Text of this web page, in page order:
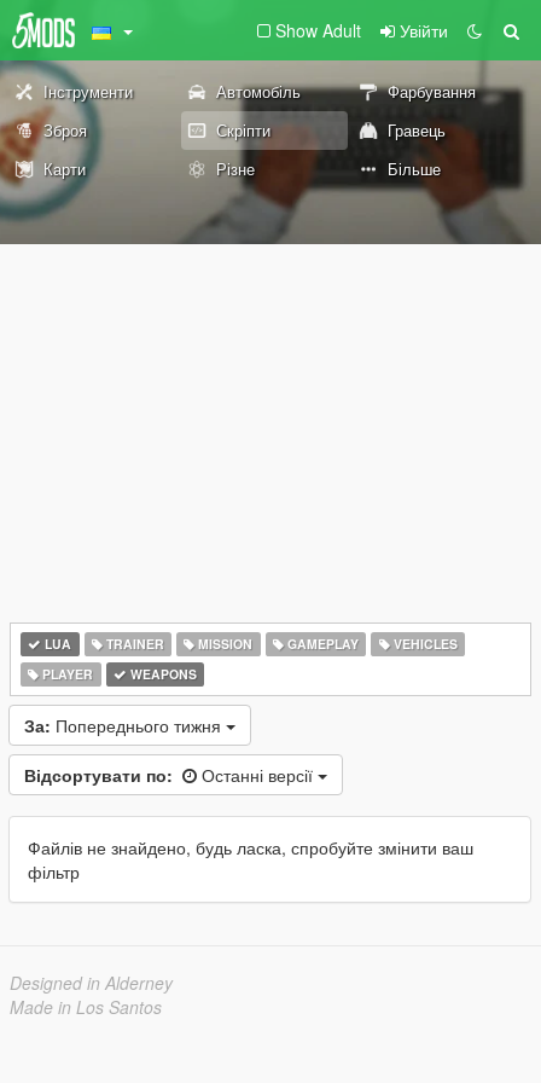
Show Adult Увійти
Інструменти Автомобіль
Фарбування
Зброя
Скріпти
Гравець
Карти
Різне Більше
LUA TRAINER MISSION GAMEPLAY
VEHICLES
PLAYER
WEAPONS
За: Попереднього тижня
Відсортувати по: Останні версії
Файлів не знайдено, будь ласка, спробуйте змінити ваш
фільтр
Designed in Alderney
Made in Los Santos